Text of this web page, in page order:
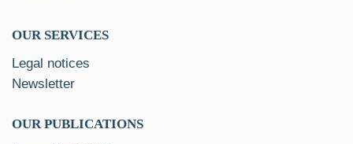
OUR SERVICES
Legal notices
Newsletter
OUR PUBLICATIONS